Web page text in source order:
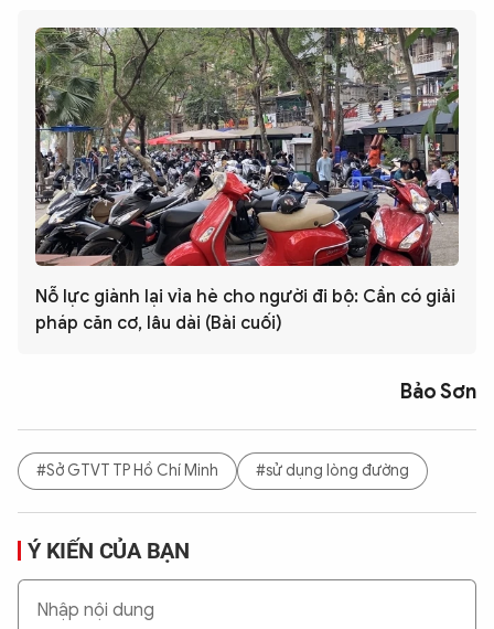
Nỗ lực giành lại vỉa hè cho người đi bộ: Cần có giải
pháp căn cơ, lâu dài (Bài cuối)
Bảo Sơn
#Sở GTVT TP Hồ Chí Minh #sử dụng lòng đường
Ý KIẾN CỦA BẠN